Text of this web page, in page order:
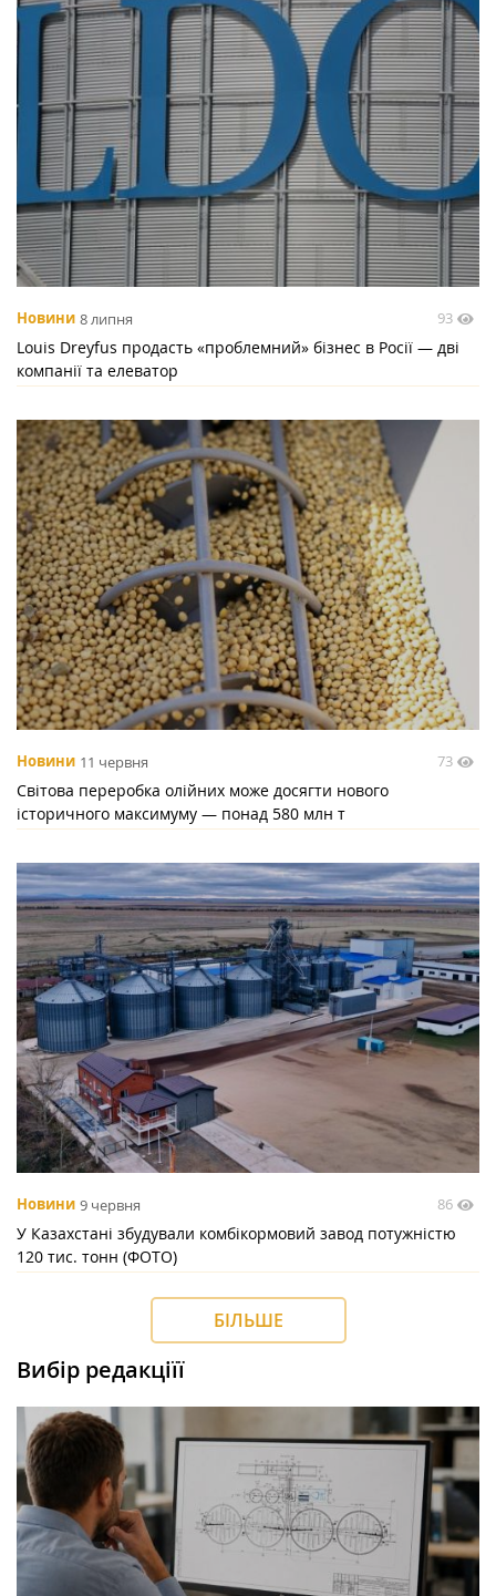
Новини 8 липня 93
Louis Dreyfus продасть «проблемний» бізнес в Росії — дві
компанії та елеватор
Новини 11 червня 73
Світова переробка олійних може досягти нового
історичного максимуму — понад 580 млн т
Новини 9 червня 86
У Казахстані збудували комбікормовий завод потужністю
120 тис. тонн (ФОТО)
БІЛЬШЕ
Вибір редакціїї